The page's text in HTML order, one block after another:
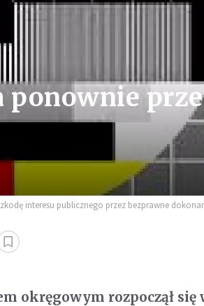
ponownie
interesu publicznego przez bezprawne
okręgowym rozpoczął się